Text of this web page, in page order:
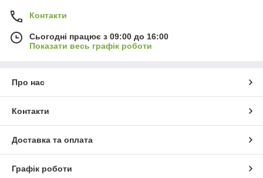
Контакти
Сьогодні працює з 09:00 до 16:00
Показати весь графік роботи
Про нас
Контакти
Доставка та оплата
Графік роботи